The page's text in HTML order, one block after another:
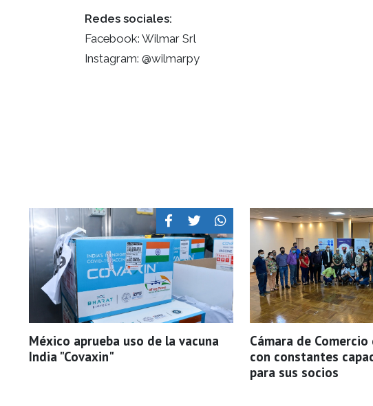
Redes sociales:
Facebook: Wilmar Srl
Instagram: @wilmarpy
México aprueba uso de la vacuna
India "Covaxin"
Cámara de
con constantes
para sus socios